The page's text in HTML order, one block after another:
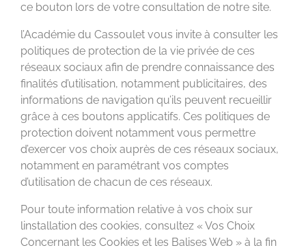
ce bouton lors de votre consultation de notre site.
l’Académie du Cassoulet vous invite à consulter les
politiques de protection de la vie privée de ces
réseaux sociaux afin de prendre connaissance des
finalités d’utilisation, notamment publicitaires, des
informations de navigation qu’ils peuvent recueillir
grâce à ces boutons applicatifs. Ces politiques de
protection doivent notamment vous permettre
d’exercer vos choix auprès de ces réseaux sociaux,
notamment en paramétrant vos comptes
d’utilisation de chacun de ces réseaux.
Pour toute information relative à vos choix sur
linstallation des cookies, consultez « Vos Choix
Concernant les Cookies et les Balises Web » à la fin